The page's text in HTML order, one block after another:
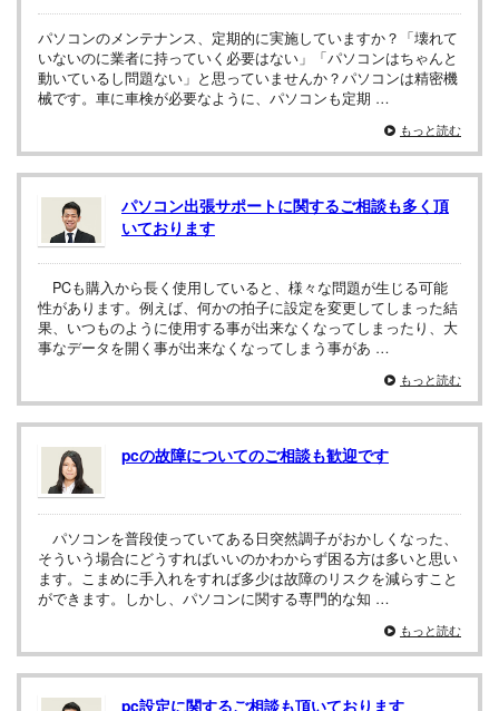
パソコンのメンテナンス、定期的に実施していますか？「壊れて
いないのに業者に持っていく必要はない」「パソコンはちゃんと
動いているし問題ない」と思っていませんか？パソコンは精密機
械です。車に車検が必要なように、パソコンも定期 …
もっと読む
パソコン出張サポートに関するご相談も多く頂
いております
PCも購入から長く使用していると、様々な問題が生じる可能
性があります。例えば、何かの拍子に設定を変更してしまった結
果、いつものように使用する事が出来なくなってしまったり、大
事なデータを開く事が出来なくなってしまう事があ …
もっと読む
pcの故障についてのご相談も歓迎です
パソコンを普段使っていてある日突然調子がおかしくなった、
そういう場合にどうすればいいのかわからず困る方は多いと思い
ます。こまめに手入れをすれば多少は故障のリスクを減らすこと
ができます。しかし、パソコンに関する専門的な知 …
もっと読む
pc設定に関するご相談も頂いております